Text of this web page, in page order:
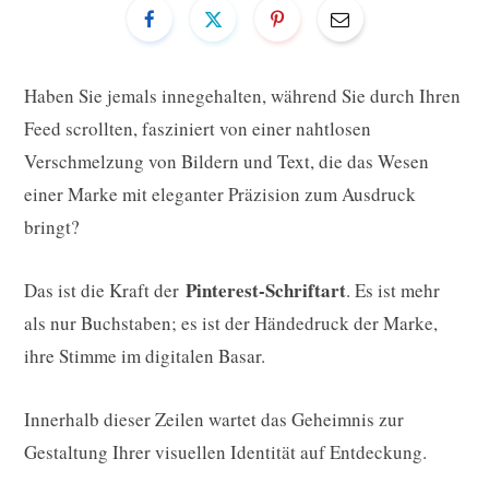
Haben Sie jemals innegehalten, während Sie durch Ihren
Feed scrollten, fasziniert von einer nahtlosen
Verschmelzung von Bildern und Text, die das Wesen
einer Marke mit eleganter Präzision zum Ausdruck
bringt?
Das ist die Kraft der Pinterest-Schriftart. Es ist mehr
als nur Buchstaben; es ist der Händedruck der Marke,
ihre Stimme im digitalen Basar.
Innerhalb dieser Zeilen wartet das Geheimnis zur
Gestaltung Ihrer visuellen Identität auf Entdeckung.